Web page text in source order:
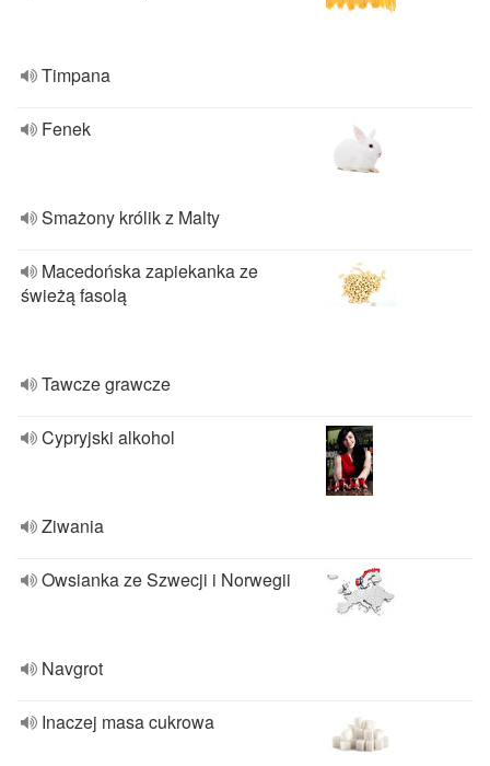
Timpana
Fenek
Smażony królik z Malty
Macedońska zapiekanka ze
świeżą fasolą
Tawcze grawcze
Cypryjski alkohol
Ziwania
Owsianka ze Szwecji i Norwegii
Navgrot
Inaczej masa cukrowa